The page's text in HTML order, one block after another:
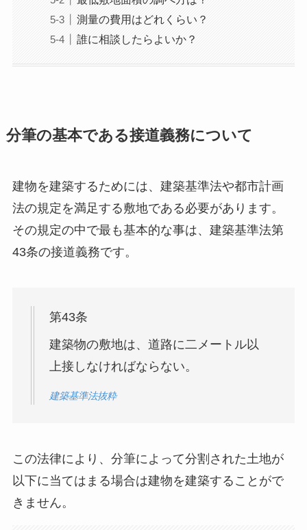
測量の費用はどれくらい？
誰に相談したらよいか？
分筆の基本である接道義務について
建物を建築するためには、建築基準法や都市計画
法の規定を満足する敷地である必要があります。
その規定の中で最も基本的な事は、建築基準法第
43条の接道義務です。
第43条
建築物の敷地は、道路に二メートル以
上接しなければならない。
建築基準法抜粋
この法律により、分筆によって分割された土地が
以下に当てはまる場合は建物を建築することがで
きません。